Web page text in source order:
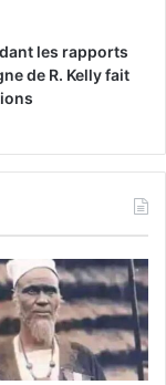
les rapports
de R. Kelly fait